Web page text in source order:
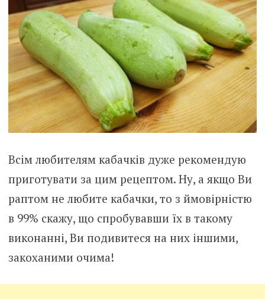
Всім любителям кабачків дуже рекомендую
приготувати за цим рецептом. Ну, а якщо Ви
раптом не любите кабачки, то з ймовірністю
в 99% скажу, що спробувавши їх в такому
виконанні, Ви подивитеся на них іншими,
закоханими очима!